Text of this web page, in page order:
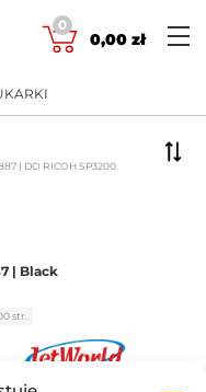
0
0,00 zł
| DO RICOH SP3200
| Black
5
str.